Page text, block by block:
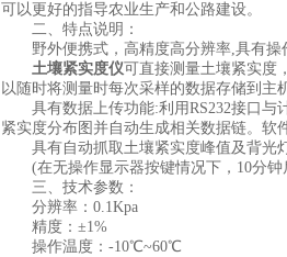
可以更好的指导农业生产和公路建设。
二、特点说明：
野外便携式，高精度高分辨率,具有操
土壤紧实度仪可直接测量土壤紧实度
以随时将测量时每次采样的数据存储到主
具有数据上传功能:利用RS232接口与
紧实度分布图并自动生成相关数据链。软
具有自动抓取土壤紧实度峰值及背光灯
(在无操作显示器按键情况下，10分钟
三、技术参数：
分辨率：0.1Kpa
精度：±1%
操作温度：-10℃~60℃